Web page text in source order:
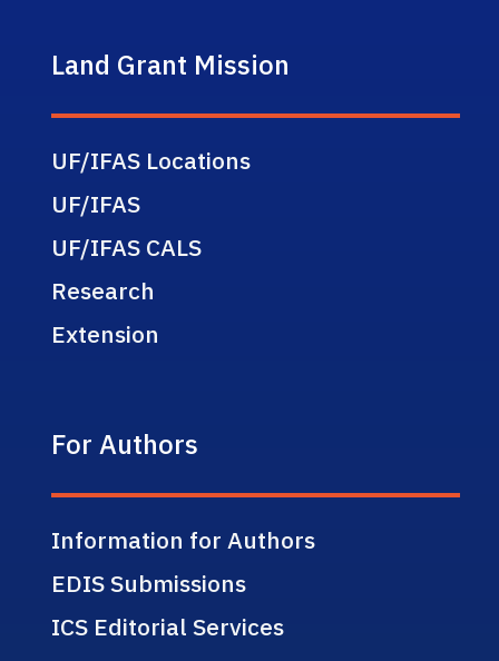
Land Grant Mission
UF/IFAS Locations
UF/IFAS
UF/IFAS CALS
Research
Extension
For Authors
Information for Authors
EDIS Submissions
ICS Editorial Services